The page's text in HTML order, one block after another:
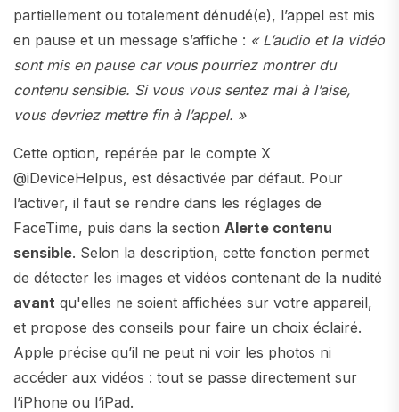
partiellement ou totalement dénudé(e), l’appel est mis
en pause et un message s’affiche : « L’audio et la vidéo
sont mis en pause car vous pourriez montrer du
contenu sensible. Si vous vous sentez mal à l’aise,
vous devriez mettre fin à l’appel. »
Cette option, repérée par le compte X
@iDeviceHelpus, est désactivée par défaut. Pour
l’activer, il faut se rendre dans les réglages de
FaceTime, puis dans la section Alerte contenu
sensible. Selon la description, cette fonction permet
de détecter les images et vidéos contenant de la nudité
avant qu'elles ne soient affichées sur votre appareil,
et propose des conseils pour faire un choix éclairé.
Apple précise qu’il ne peut ni voir les photos ni
accéder aux vidéos : tout se passe directement sur
l’iPhone ou l’iPad.